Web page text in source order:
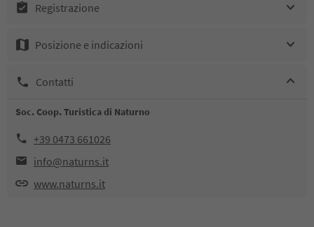
Registrazione
Posizione e indicazioni
Contatti
Soc. Coop. Turistica di Naturno
+39 0473 661026
info@naturns.it
www.naturns.it